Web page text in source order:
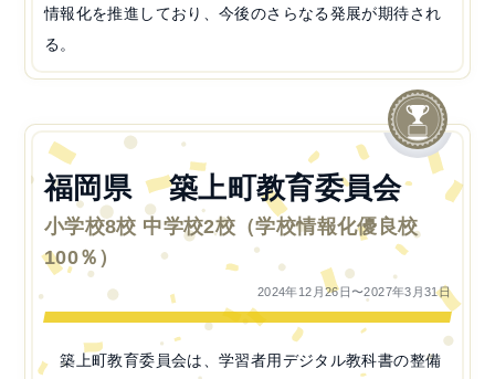
情報化を推進しており、今後のさらなる発展が期待され
る。
福岡県 築上町教育委員会
小学校8校 中学校2校（学校情報化優良校
100％）
2024年12月26日〜2027年3月31日
築上町教育委員会は、学習者用デジタル教科書の整備